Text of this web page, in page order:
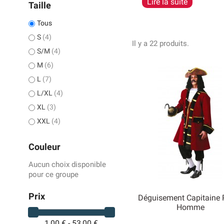
Taille
Tous
S (4)
S/M (4)
M (6)
L (7)
L/XL (4)
XL (3)
XXL (4)
Couleur
Aucun choix disponible
pour ce groupe
Prix
costumes.
Lire la suite
Il y a 22 produits.
Déguisement Capitaine
Homme